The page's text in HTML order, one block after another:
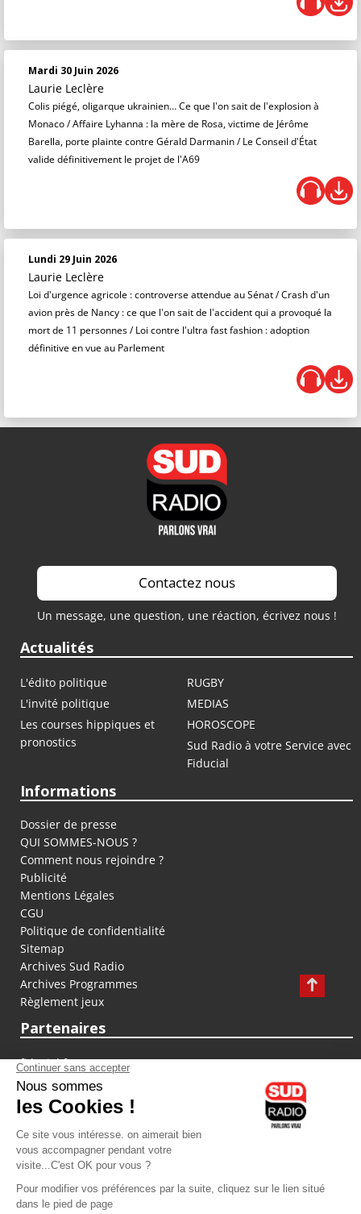
Mardi 30 Juin 2026
Laurie Leclère
Colis piégé, oligarque ukrainien… Ce que l'on sait de l'explosion à
Monaco / Affaire Lyhanna : la mère de Rosa, victime de Jérôme
Barella, porte plainte contre Gérald Darmanin / Le Conseil d'État
valide définitivement le projet de l'A69
Lundi 29 Juin 2026
Laurie Leclère
Loi d'urgence agricole : controverse attendue au Sénat / Crash d'un
avion près de Nancy : ce que l'on sait de l'accident qui a provoqué la
mort de 11 personnes / Loi contre l'ultra fast fashion : adoption
définitive en vue au Parlement
Contactez nous
Un message, une question, une réaction, écrivez nous !
Actualités
L'édito politique
RUGBY
L'invité politique
MEDIAS
Les courses hippiques et
pronostics
HOROSCOPE
Sud Radio à votre Service avec
Fiducial
Informations
Dossier de presse
QUI SOMMES-NOUS ?
Comment nous rejoindre ?
Publicité
Mentions Légales
CGU
Politique de confidentialité
Sitemap
Archives Sud Radio
Archives Programmes
Règlement jeux
Partenaires
fiducial.fr
lyoncapitale.fr
olympique-et-lyonnais.com
L'application Iphone / Android
Téléchargez l'application